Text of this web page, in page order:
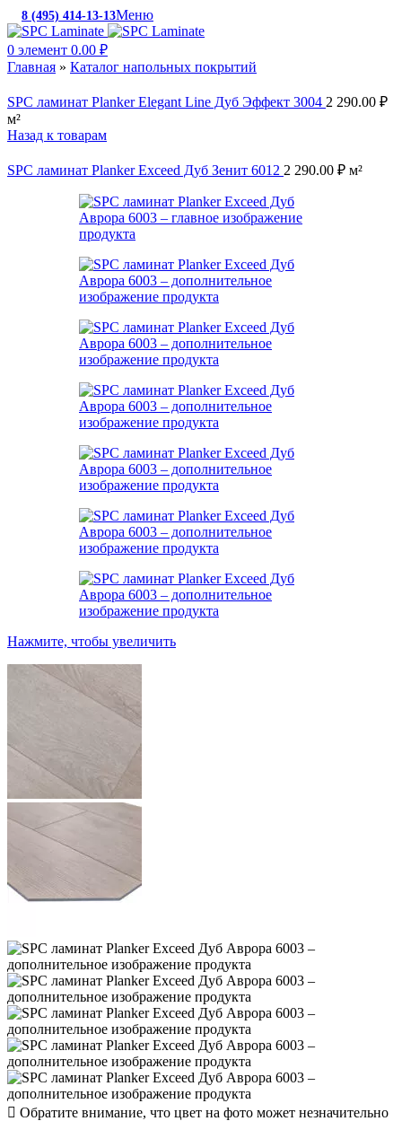
8 (495) 414-13-13Меню
0 элемент 0.00 ₽
Главная » Каталог напольных покрытий
SPC ламинат Planker Elegant Line Дуб Эффект 3004 2 290.00 ₽
м²
Назад к товарам
SPC ламинат Planker Exceed Дуб Зенит 6012 2 290.00 ₽ м²
Нажмите, чтобы увеличить
Обратите внимание, что цвет на фото может незначительно